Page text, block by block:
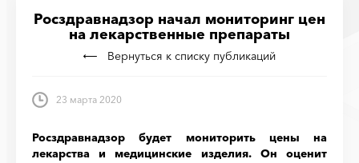
Росздравнадзор начал мониторинг цен
на лекарственные препараты
Вернуться к списку публикаций
23 марта 2020
Росздравнадзор будет мониторить цены на
лекарства и медицинские изделия. Он оценит